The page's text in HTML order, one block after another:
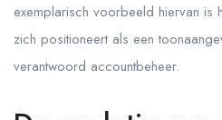
exemplarisch voorbeeld hiervan is
zich positioneert als een
verantwoord accountbeheer.